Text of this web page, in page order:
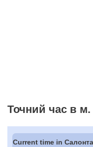
Точний час в
Current time in Салонта